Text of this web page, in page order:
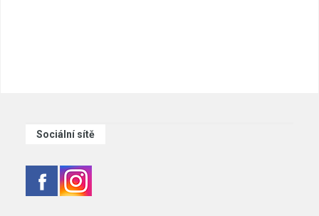
Sociální sítě